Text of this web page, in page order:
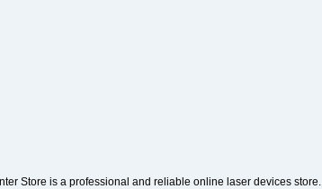
Store is a professional and reliable online laser devices store.